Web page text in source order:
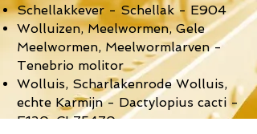
Schellakkever - Schellak - E904
Wolluizen, Meelwormen, Gele
Meelwormen, Meelwormlarven -
Tenebrio molitor
Wolluis, Scharlakenrode Wolluis,
echte Karmijn - Dactylopius cacti -
E120, CI 75470